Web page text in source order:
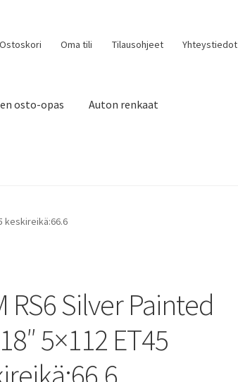
Ostoskori Oma tili Tilausohjeet Yhteystiedot
osto-opas Auton renkaat
keskireikä:66.6
RS6 Silver Painted
5×112 ET45